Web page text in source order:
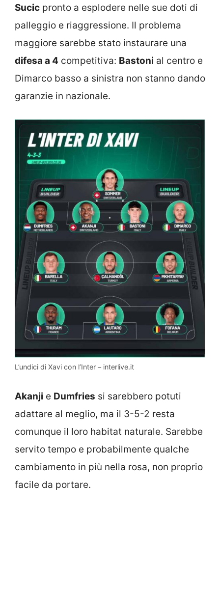
Sucic pronto a esplodere nelle sue doti di
palleggio e riaggressione. Il problema
maggiore sarebbe stato instaurare una
difesa a 4 competitiva: Bastoni al centro e
Dimarco basso a sinistra non stanno dando
garanzie in nazionale.
L’undici di Xavi con l’Inter – interlive.it
Akanji e Dumfries si sarebbero potuti
adattare al meglio, ma il 3-5-2 resta
comunque il loro habitat naturale. Sarebbe
servito tempo e probabilmente qualche
cambiamento in più nella rosa, non proprio
facile da portare.